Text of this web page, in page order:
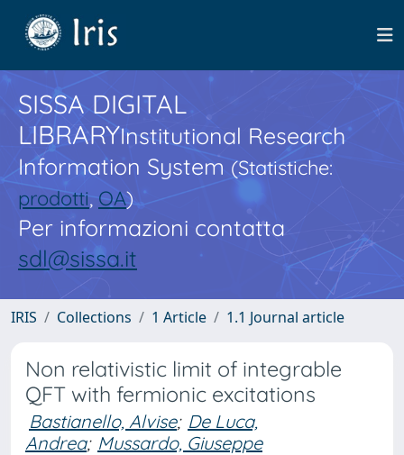
SISSA DIGITAL
LIBRARYInstitutional Research
Information System(Statistiche:
prodotti,OA)
Per informazioni contatta
sdl@sissa.it
IRIS Collections 1 Article 1.1 Journal article
Non relativistic limit of integrable
QFT with fermionic excitations
Bastianello, Alvise; De Luca,
Andrea; Mussardo, Giuseppe